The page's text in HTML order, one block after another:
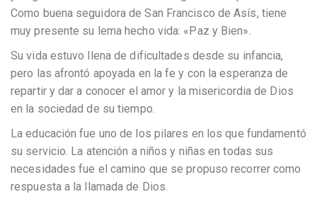
Como buena seguidora de San Francisco de Asís, tiene
muy presente su lema hecho vida: «Paz y Bien».
Su vida estuvo llena de dificultades desde su infancia,
pero las afrontó apoyada en la fe y con la esperanza de
repartir y dar a conocer el amor y la misericordia de Dios
en la sociedad de su tiempo.
La educación fue uno de los pilares en los que fundamentó
su servicio. La atención a niños y niñas en todas sus
necesidades fue el camino que se propuso recorrer como
respuesta a la llamada de Dios.